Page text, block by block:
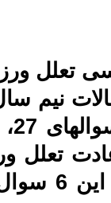
توسط سولومون و
تعلل
است. لازم به ذکر